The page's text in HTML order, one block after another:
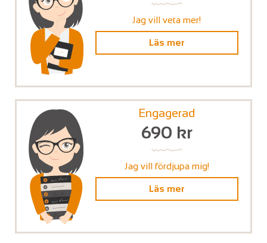
Jag vill veta mer!
Läs mer
Engagerad
690 kr
Jag vill fördjupa mig!
Läs mer